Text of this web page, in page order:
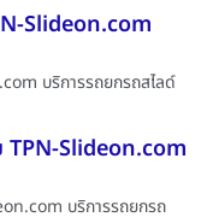
Slideon.com
บริการรถยกรถสไลด์
TPN-Slideon.com
บริการรถยกรถ